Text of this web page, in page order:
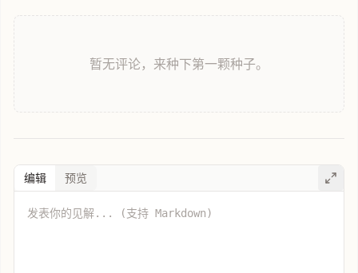
暂无评论，来种下第一颗种子。
编辑 预览